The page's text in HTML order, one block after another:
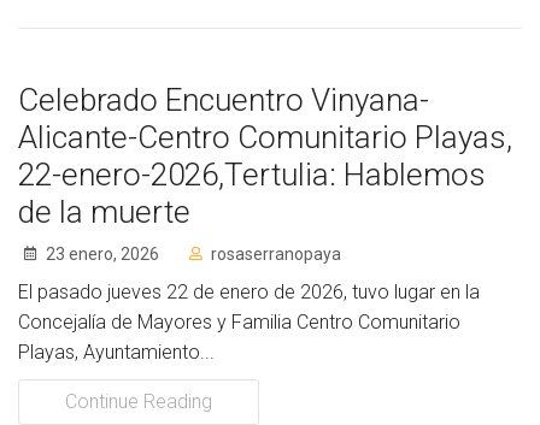
Celebrado Encuentro Vinyana-
Alicante-Centro Comunitario Playas,
22-enero-2026,Tertulia: Hablemos
de la muerte
23 enero, 2026 rosaserranopaya
El pasado jueves 22 de enero de 2026, tuvo lugar en la
Concejalía de Mayores y Familia Centro Comunitario
Playas, Ayuntamiento...
Continue Reading